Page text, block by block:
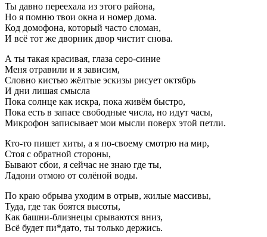
Ты давно переехала из этого района,
Но я помню твои окна и номер дома.
Код домофона, который часто сломан,
И всё тот же дворник двор чистит снова.
А ты такая красивая, глаза серо-синие
Меня отравили и я зависим,
Словно кистью жёлтые эскизы рисует октябрь
И дни лишая смысла
Пока солнце как искра, пока живём быстро,
Пока есть в запасе свободные числа, но идут часы,
Микрофон записывает мои мысли поверх этой петли.
Кто-то пишет хиты, а я по-своему смотрю на мир,
Стоя с обратной стороны,
Бывают сбои, я сейчас не знаю где ты,
Ладони отмою от солёной воды.
По краю обрыва уходим в отрыв, жилые массивы,
Туда, где так боятся высоты,
Как башни-близнецы срываются вниз,
Всё будет пи*дато, ты только держись.